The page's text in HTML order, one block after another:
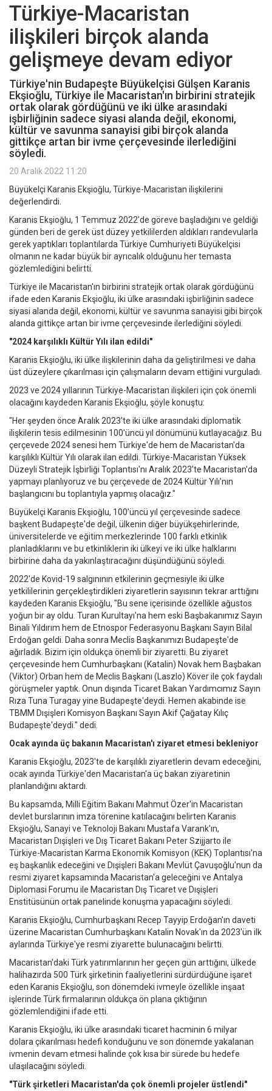
Türkiye-Macaristan
ilişkileri birçok alanda
gelişmeye devam ediyor
Türkiye'nin Budapeşte Büyükelçisi Gülşen Karanis
Ekşioğlu, Türkiye ile Macaristan'ın birbirini stratejik
ortak olarak gördüğünü ve iki ülke arasındaki
işbirliğinin sadece siyasi alanda değil, ekonomi,
kültür ve savunma sanayisi gibi birçok alanda
gittikçe artan bir ivme çerçevesinde ilerlediğini
söyledi.
20 Aralık 2022 11:20
Büyükelçi Karanis Ekşioğlu, Türkiye-Macaristan ilişkilerini
değerlendirdi.
Karanis Ekşioğlu, 1 Temmuz 2022'de göreve başladığını ve geldiği
günden beri de gerek üst düzey yetkililerden aldıkları randevularla
gerek yaptıkları toplantılarda Türkiye Cumhuriyeti Büyükelçisi
olmanın ne kadar büyük bir ayrıcalık olduğunu her temasta
gözlemlediğini belirtti.
Türkiye ile Macaristan'ın birbirini stratejik ortak olarak gördüğünü
ifade eden Karanis Ekşioğlu, iki ülke arasındaki işbirliğinin sadece
siyasi alanda değil, ekonomi, kültür ve savunma sanayisi gibi birçok
alanda gittikçe artan bir ivme çerçevesinde ilerlediğini söyledi.
"2024 karşılıklı Kültür Yılı ilan edildi"
Karanis Ekşioğlu, iki ülke ilişkilerinin daha da geliştirilmesi ve daha
üst düzeylere çıkarılması için çalışmaların devam ettiğini vurguladı.
2023 ve 2024 yıllarının Türkiye-Macaristan ilişkileri için çok önemli
olacağını kaydeden Karanis Ekşioğlu, şöyle konuştu:
"Her şeyden önce Aralık 2023'te iki ülke arasındaki diplomatik
ilişkilerin tesis edilmesinin 100'üncü yıl dönümünü kutlayacağız. Bu
çerçevede 2024 senesi hem Türkiye'de hem de Macaristan'da
karşılıklı Kültür Yılı olarak ilan edildi. Türkiye-Macaristan Yüksek
Düzeyli Stratejik İşbirliği Toplantısı'nı Aralık 2023'te Macaristan'da
yapmayı planlıyoruz ve bu çerçevede de 2024 Kültür Yılı'nın
başlangıcını bu toplantıyla yapmış olacağız."
Büyükelçi Karanis Ekşioğlu, 100'üncü yıl çerçevesinde sadece
başkent Budapeşte'de değil, ülkenin diğer büyükşehirlerinde,
üniversitelerde ve eğitim merkezlerinde 100 farklı etkinlik
planladıklarını ve bu etkinliklerin iki ülkeyi ve iki ülke halklarını
birbirine daha da yakınlaştıracağını düşündüğünü söyledi.
2022'de Kovid-19 salgınının etkilerinin geçmesiyle iki ülke
yetkililerinin gerçekleştirdikleri ziyaretlerin sayısının tekrar arttığını
kaydeden Karanis Ekşioğlu, "Bu sene içerisinde özellikle ağustos
yoğun bir ay oldu. Turan Kurultayı'na hem eski Başbakanımız Sayın
Binali Yıldırım hem de Etnospor Federasyonu Başkanı Sayın Bilal
Erdoğan geldi. Daha sonra Meclis Başkanımızı Budapeşte'de
ağırladık. Bizim için oldukça önemli bir ziyaretti. Bu ziyaret
çerçevesinde hem Cumhurbaşkanı (Katalin) Novak hem Başbakan
(Viktor) Orban hem de Meclis Başkanı (Laszlo) Köver ile çok faydalı
görüşmeler yaptık. Onun dışında Ticaret Bakan Yardımcımız Sayın
Rıza Tuna Turagay yine Budapeşte'deydi. Hemen akabinde ise
TBMM Dışişleri Komisyon Başkanı Sayın Akif Çağatay Kılıç
Budapeşte'deydi." dedi.
Ocak ayında üç bakanın Macaristan'ı ziyaret etmesi bekleniyor
Karanis Ekşioğlu, 2023'te de karşılıklı ziyaretlerin devam edeceğini,
ocak ayında Türkiye'den Macaristan'a üç bakan ziyaretinin
planlandığını aktardı.
Bu kapsamda, Milli Eğitim Bakanı Mahmut Özer'in Macaristan
devlet burslarının imza törenine katılacağını belirten Karanis
Ekşioğlu, Sanayi ve Teknoloji Bakanı Mustafa Varank'ın,
Macaristan Dışişleri ve Dış Ticaret Bakanı Peter Szijjarto ile
Türkiye-Macaristan Karma Ekonomik Komisyon (KEK) Toplantısı'na
eş başkanlık edeceğini ve Dışişleri Bakanı Mevlüt Çavuşoğlu'nun da
resmi ziyaret kapsamında Macaristan'a geleceğini ve Antalya
Diplomasi Forumu ile Macaristan Dış Ticaret ve Dışişleri
Enstitüsünün ortak panelinde konuşma yapacağını söyledi.
Karanis Ekşioğlu, Cumhurbaşkanı Recep Tayyip Erdoğan'ın daveti
üzerine Macaristan Cumhurbaşkanı Katalin Novak'ın da 2023'ün ilk
aylarında Türkiye'ye resmi ziyarette bulunacağını belirtti.
Macaristan'daki Türk yatırımlarının her geçen gün arttığını, ülkede
halihazırda 500 Türk şirketinin faaliyetlerini sürdürdüğüne işaret
eden Karanis Ekşioğlu, son dönemdeki ivmeyle özellikle inşaat
işlerinde Türk firmalarının oldukça ön plana çıktığının
gözlemlendiğini ifade etti.
Karanis Ekşioğlu, iki ülke arasındaki ticaret hacminin 6 milyar
dolara çıkarılması hedefi konduğunu ve son dönemde yakalanan
ivmenin devam etmesi halinde çok kısa bir sürede bu hedefe
ulaşılacağını söyledi.
"Türk şirketleri Macaristan'da çok önemli projeler üstlendi"